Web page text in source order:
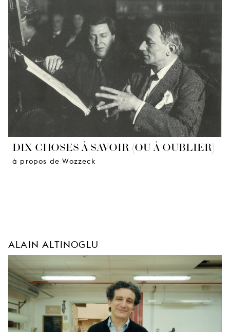
DIX CHOSES À SAVOIR (OU À OUBLIER)
à propos de Wozzeck
ALAIN ALTINOGLU